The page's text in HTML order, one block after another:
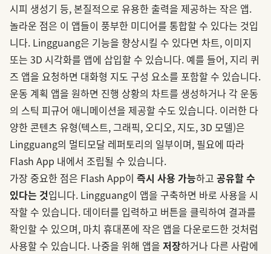
시피 생성기 등, 본질적으로 유용한 출력을 제공하는 작은 앱.
놀라운 점은 이 앱들이 풍부한 미디어를 통합할 수 있다는 것입
니다. Lingguang은 기능을 향상시킬 수 있다면 차트, 이미지
또는 3D 시각화를 앱에 삽입할 수 있습니다. 예를 들어, 지리 퀴
즈 앱을 요청하면 대화형 지도 구성 요소를 포함할 수 있습니다.
운동 계획 앱을 원하면 진행 상황의 차트를 생성하거나 각 운동
의 스틱 피규어 애니메이션을 제공할 수도 있습니다. 이러한 다
양한 콘텐츠 유형(텍스트, 그래픽, 오디오, 지도, 3D 모델)은
Lingguang의 멀티모달 레퍼토리의 일부이며, 필요에 따라
Flash App 내에서 조립될 수 있습니다.
가장 중요한 점은 Flash App이 즉시 사용 가능하고 공유할 수
있다는 것입니다. Lingguang이 앱을 구축하면 바로 사용을 시
작할 수 있습니다. 데이터를 입력하고 버튼을 클릭하여 결과를
확인할 수 있으며, 마치 휴대폰에 작은 앱을 다운로드한 것처럼
사용할 수 있습니다. 나중을 위해 앱을 저장하거나 다른 사람에